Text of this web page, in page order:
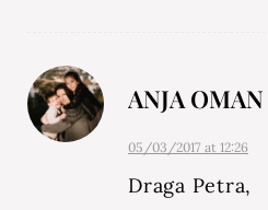
ANJA OMAN
05/03/2017 at 12:26
Draga Petra,